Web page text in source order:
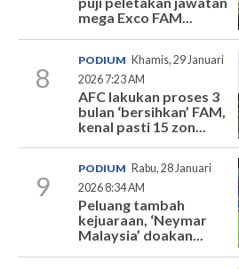
mega Exco FAM...
8
PODIUM Khamis, 29 Januari
2026 7:23 AM
AFC lakukan proses 3
bulan ‘bersihkan’ FAM,
kenal pasti 15 zon...
9
PODIUM Rabu, 28 Januari
2026 8:34 AM
Peluang tambah
kejuaraan, ‘Neymar
Malaysia’ doakan...